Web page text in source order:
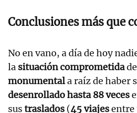
Conclusiones más que
No en vano, a día de hoy
la situación comprometida
monumentala raíz de haber
desenrollado hasta 88 veces
sustraslados (45 viajesentre